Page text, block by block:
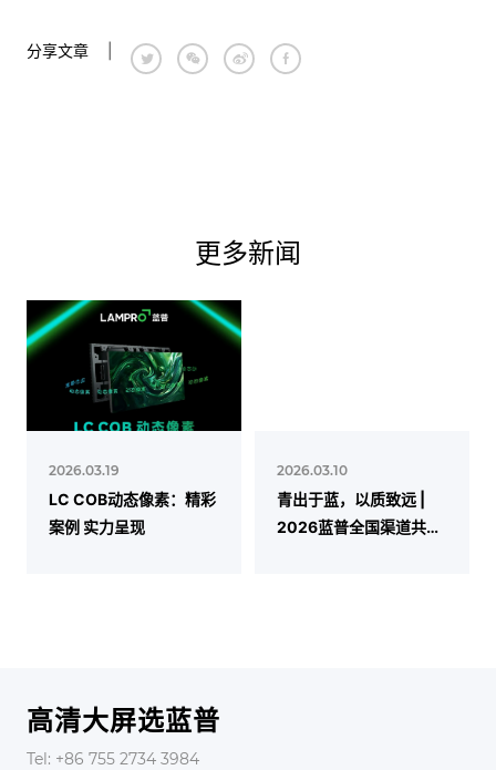
分享文章
更多新闻
2026.03.19
LC COB动态像素：精彩
案例 实力呈现
2026.03.10
青出于蓝，以质致远 |
2026蓝普全国渠道共进
高清大屏选蓝普
Tel: +86 755 2734 3984